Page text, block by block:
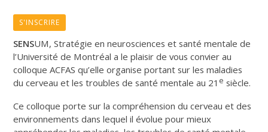
S'INSCRIRE
SENSUM, Stratégie en neurosciences et santé mentale de
l’Université de Montréal a le plaisir de vous convier au
colloque ACFAS qu’elle organise portant sur les maladies
du cerveau et les troubles de santé mentale au 21 e siècle.
Ce colloque porte sur la compréhension du cerveau et des
environnements dans lequel il évolue pour mieux